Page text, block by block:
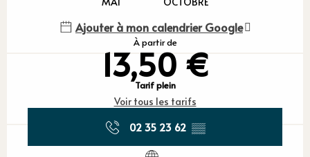
Ajouter à mon calendrier Google
À partir de
13,50 €
Tarif plein
Voir tous les tarifs
02 35 23 62 ▒▒